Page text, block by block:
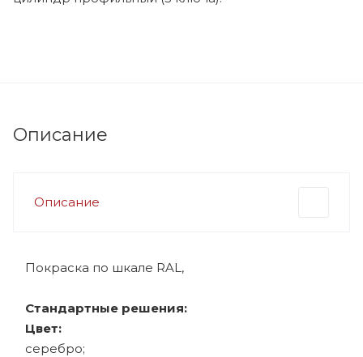
Описание
Описание
Покраска по шкале RAL,
Стандартные решения:
Цвет:
серебро;